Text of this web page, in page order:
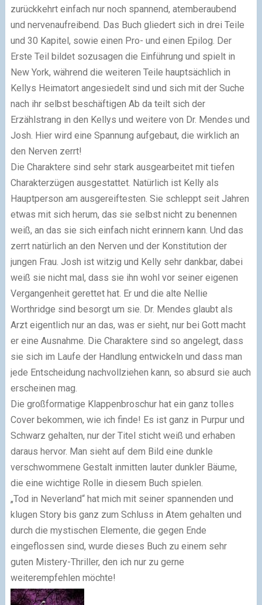
zurückkehrt einfach nur noch spannend, atemberaubend
und nervenaufreibend. Das Buch gliedert sich in drei Teile
und 30 Kapitel, sowie einen Pro- und einen Epilog. Der
Erste Teil bildet sozusagen die Einführung und spielt in
New York, während die weiteren Teile hauptsächlich in
Kellys Heimatort angesiedelt sind und sich mit der Suche
nach ihr selbst beschäftigen Ab da teilt sich der
Erzählstrang in den Kellys und weitere von Dr. Mendes und
Josh. Hier wird eine Spannung aufgebaut, die wirklich an
den Nerven zerrt!
Die Charaktere sind sehr stark ausgearbeitet mit tiefen
Charakterzügen ausgestattet. Natürlich ist Kelly als
Hauptperson am ausgereiftesten. Sie schleppt seit Jahren
etwas mit sich herum, das sie selbst nicht zu benennen
weiß, an das sie sich einfach nicht erinnern kann. Und das
zerrt natürlich an den Nerven und der Konstitution der
jungen Frau. Josh ist witzig und Kelly sehr dankbar, dabei
weiß sie nicht mal, dass sie ihn wohl vor seiner eigenen
Vergangenheit gerettet hat. Er und die alte Nellie
Worthridge sind besorgt um sie. Dr. Mendes glaubt als
Arzt eigentlich nur an das, was er sieht, nur bei Gott macht
er eine Ausnahme. Die Charaktere sind so angelegt, dass
sie sich im Laufe der Handlung entwickeln und dass man
jede Entscheidung nachvollziehen kann, so absurd sie auch
erscheinen mag.
Die großformatige Klappenbroschur hat ein ganz tolles
Cover bekommen, wie ich finde! Es ist ganz in Purpur und
Schwarz gehalten, nur der Titel sticht weiß und erhaben
daraus hervor. Man sieht auf dem Bild eine dunkle
verschwommene Gestalt inmitten lauter dunkler Bäume,
die eine wichtige Rolle in diesem Buch spielen.
„Tod in Neverland“ hat mich mit seiner spannenden und
klugen Story bis ganz zum Schluss in Atem gehalten und
durch die mystischen Elemente, die gegen Ende
eingeflossen sind, wurde dieses Buch zu einem sehr
guten Mistery-Thriller, den ich nur zu gerne
weiterempfehlen möchte!